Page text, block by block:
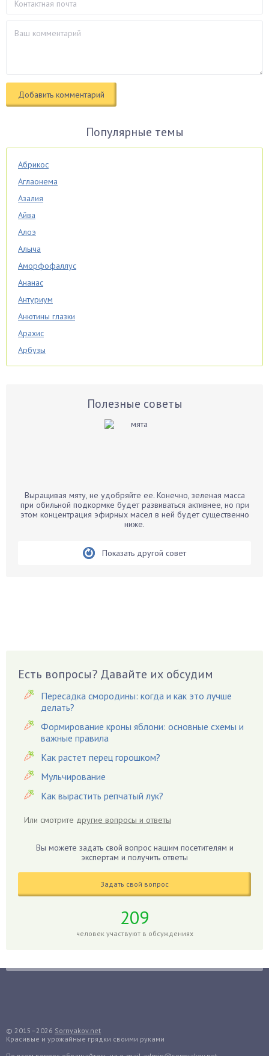
Популярные темы
Абрикос
Аглаонема
Азалия
Айва
Алоэ
Алыча
Аморфофаллус
Ананас
Антуриум
Анютины глазки
Арахис
Арбузы
Аспарагус
Бархатцы
Бегония
Вешенки
Виноград
Вредители
Гардения
Гацания
Гвоздики
Георгины
Гиацинт
Гладиолусы
Гранат
Грядки
Полезные советы
Выращивая мяту, не удобряйте ее. Конечно, зеленая масса
при обильной подкормке будет развиваться активнее, но при
этом концентрация эфирных масел в ней будет существенно
ниже.
Показать другой совет
Есть вопросы? Давайте их обсудим
Пересадка смородины: когда и как это лучше
делать?
Формирование кроны яблони: основные схемы и
важные правила
Как растет перец горошком?
Мульчирование
Как вырастить репчатый лук?
Или смотрите другие вопросы и ответы
Вы можете задать свой вопрос нашим посетителям и
экспертам и получить ответы
Задать свой вопрос
209
человек участвуют в обсуждениях
© 2015–2026 Sornyakov.net
Красивые и урожайные грядки своими руками